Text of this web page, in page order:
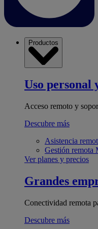
Productos
Uso personal
Acceso remoto y
Descubre más
Asistencia
Gestión remota
Ver planes y precios
Grandes
Conectividad remota
Descubre más